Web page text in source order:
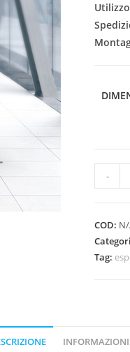
-
COD:
Tag: